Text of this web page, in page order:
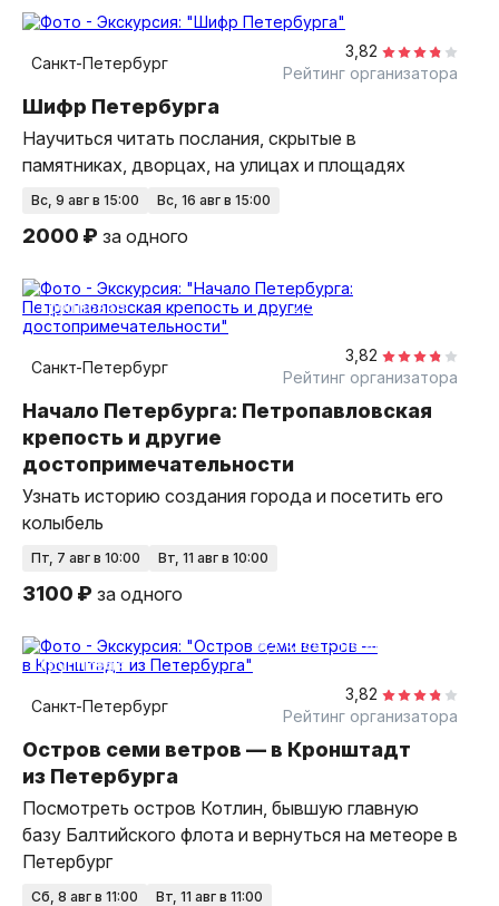
Санкт-Петербург
3,82
Рейтинг организатора
Шифр Петербурга
Научиться читать послания, скрытые в
памятниках, дворцах, на улицах и площадях
вс, 9 авг в 15:00 вс, 16 авг в 15:00
2000 ₽ за одного
2,5 часа
групповая
Санкт-Петербург
3,82
Рейтинг организатора
Начало Петербурга: Петропавловская
крепость и другие
достопримечательности
Узнать историю создания города и посетить его
колыбель
пт, 7 авг в 10:00 вт, 11 авг в 10:00
3100 ₽ за одного
6,5 часа
на автобусе
групповая
Санкт-Петербург
3,82
Рейтинг организатора
Остров семи ветров — в Кронштадт
из Петербурга
Посмотреть остров Котлин, бывшую главную
базу Балтийского флота и вернуться на метеоре в
Петербург
сб, 8 авг в 11:00 вт, 11 авг в 11:00